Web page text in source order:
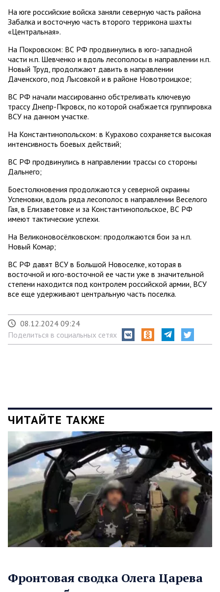
На юге российские войска заняли северную часть района
Забалка и восточную часть второго террикона шахты
«Центральная».
На Покровском: ВС РФ продвинулись в юго-западной
части н.п. Шевченко и вдоль лесополосы в направлении н.п.
Новый Труд, продолжают давить в направлении
Даченского, под Лысовкой и в районе Новотроицкое;
ВС РФ начали массированно обстреливать ключевую
трассу Днепр-Пкровск, по которой снабжается группировка
ВСУ на данном участке.
На Константинопольском: в Курахово сохраняется высокая
интенсивность боевых действий;
ВС РФ продвинулись в направлении трассы со стороны
Дальнего;
Боестолкновения продолжаются у северной окраины
Успеновки, вдоль ряда лесополос в направлении Веселого
Гая, в Елизаветовке и за Константинопольское, ВС РФ
имеют тактические успехи.
На Великоновосёлковском: продолжаются бои за н.п.
Новый Комар;
ВС РФ давят ВСУ в Большой Новоселке, которая в
восточной и юго-восточной ее части уже в значительной
степени находится под контролем российской армии, ВСУ
все еще удерживают центральную часть поселка.
08.12.2024 09:24
Поделиться в социальных сетях
ЧИТАЙТЕ ТАКЖЕ
Фронтовая сводка Олега Царева